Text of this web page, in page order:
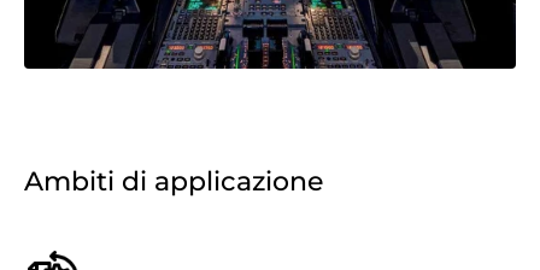
Ambiti di applicazione